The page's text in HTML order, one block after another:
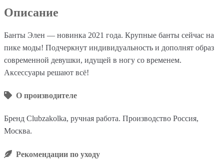
Описание
Банты Элен — новинка 2021 года. Крупные банты сейчас на
пике моды! Подчеркнут индивидуальность и дополнят образ
современной девушки, идущей в ногу со временем.
Аксессуары решают всё!
О производителе
Бренд Clubzakolka, ручная работа. Производство Россия,
Москва.
Рекомендации по уходу